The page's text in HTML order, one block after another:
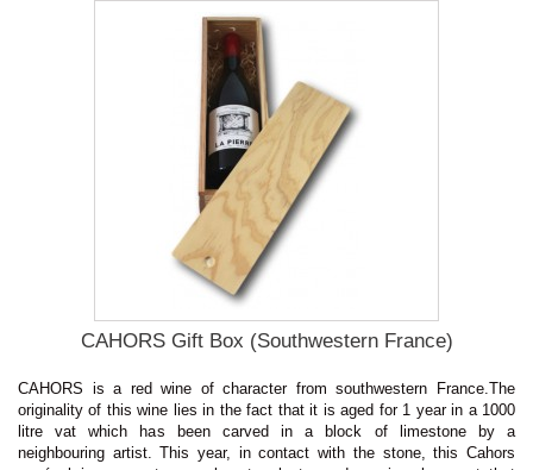
CAHORS Gift Box (Southwestern France)
CAHORS is a red wine of character from southwestern France.The
originality of this wine lies in the fact that it is aged for 1 year in a 1000
litre vat which has been carved in a block of limestone by a
neighbouring artist. This year, in contact with the stone, this Cahors